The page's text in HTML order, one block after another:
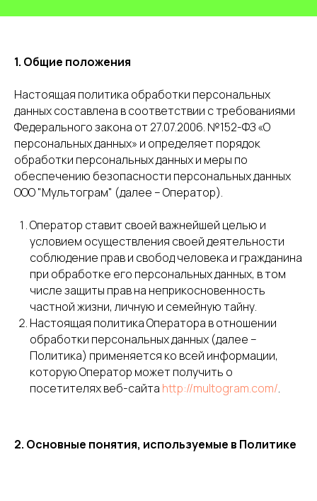
1. Общие положения
Настоящая политика обработки персональных
данных составлена в соответствии с требованиями
Федерального закона от 27.07.2006. №152-ФЗ «О
персональных данных» и определяет порядок
обработки персональных данных и меры по
обеспечению безопасности персональных данных
ООО "Мультограм" (далее – Оператор).
Оператор ставит своей важнейшей целью и
условием осуществления своей деятельности
соблюдение прав и свобод человека и гражданина
при обработке его персональных данных, в том
числе защиты прав на неприкосновенность
частной жизни, личную и семейную тайну.
Настоящая политика Оператора в отношении
обработки персональных данных (далее –
Политика) применяется ко всей информации,
которую Оператор может получить о
посетителях веб-сайта http://multogram.com/.
2. Основные понятия, используемые в Политике